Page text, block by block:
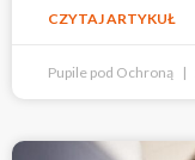
CZYTAJ ARTYKUŁ
Pupile pod Ochroną